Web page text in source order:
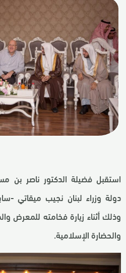
استقبل فضيلة الدكتور ناصر بن
دولة وزراء لبنان نجيب ميقاتي -
وذلك أثناء زيارة فخامته للمعرض
والحضارة الإسلامية.